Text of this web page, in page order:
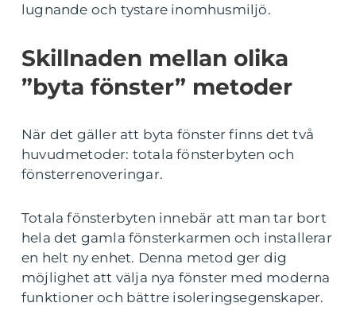
lugnande och tystare inomhusmiljö.
Skillnaden mellan olika
”byta fönster” metoder
När det gäller att byta fönster finns det två
huvudmetoder: totala fönsterbyten och
fönsterrenoveringar.
Totala fönsterbyten innebär att man tar bort
hela det gamla fönsterkarmen och installerar
en helt ny enhet. Denna metod ger dig
möjlighet att välja nya fönster med moderna
funktioner och bättre isoleringsegenskaper.